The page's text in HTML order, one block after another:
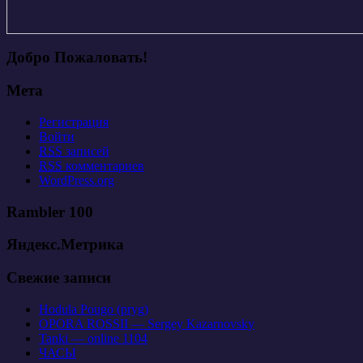
Добро Пожаловать!
Мета
Регистрация
Войти
RSS записей
RSS комментариев
WordPress.org
Rambler 100
Яндекс.Метрика
Свежие записи
Hodula Pougo (pryg)
OPORA ROSSII — Sergey Kazarnovsky
Tanki — online 1104
ЧАСЫ